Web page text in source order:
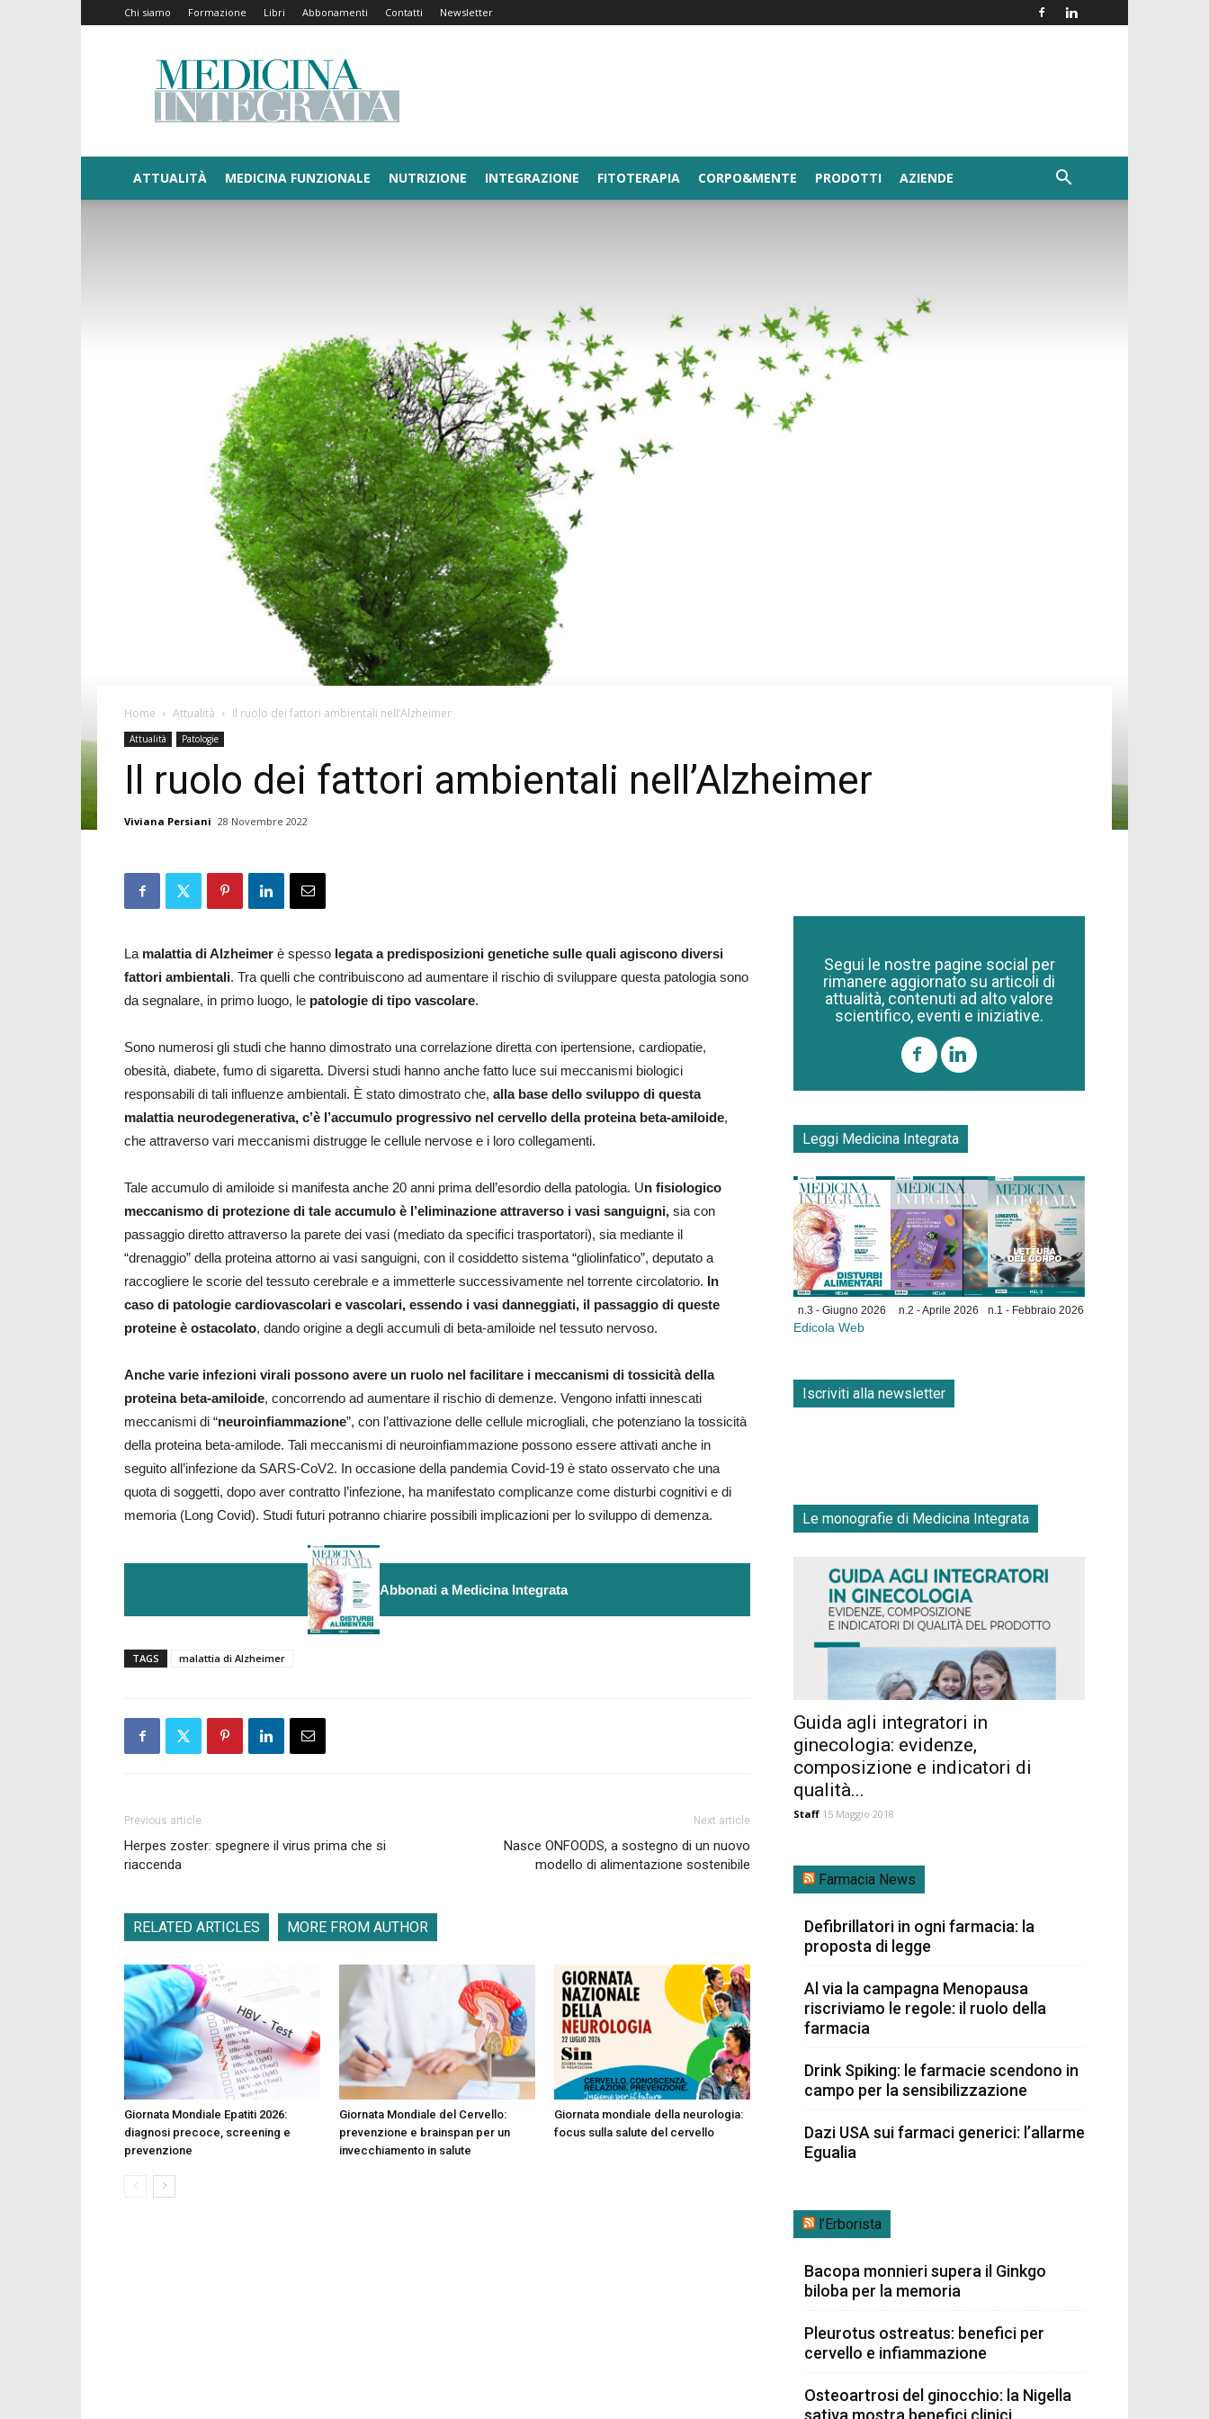
Chi siamo Formazione Libri Abbonamenti Contatti Newsletter
Medicina
Integrata
ATTUALITÀ MEDICINA FUNZIONALE NUTRIZIONE INTEGRAZIONE FITOTERAPIA CORPO&MENTE PRODOTTI AZIENDE
Home Attualità Il ruolo dei fattori ambientali nell’Alzheimer
Attualità Patologie
Il ruolo dei fattori ambientali nell’Alzheimer
Viviana Persiani 28 Novembre 2022
La malattia di Alzheimer è spesso legata a predisposizioni genetiche sulle quali agiscono diversi
fattori ambientali. Tra quelli che contribuiscono ad aumentare il rischio di sviluppare questa patologia sono
da segnalare, in primo luogo, le patologie di tipo vascolare.
Sono numerosi gli studi che hanno dimostrato una correlazione diretta con ipertensione, cardiopatie,
obesità, diabete, fumo di sigaretta. Diversi studi hanno anche fatto luce sui meccanismi biologici
responsabili di tali influenze ambientali. È stato dimostrato che, alla base dello sviluppo di questa
malattia neurodegenerativa, c’è l’accumulo progressivo nel cervello della proteina beta-amiloide,
che attraverso vari meccanismi distrugge le cellule nervose e i loro collegamenti.
Tale accumulo di amiloide si manifesta anche 20 anni prima dell’esordio della patologia. Un fisiologico
meccanismo di protezione di tale accumulo è l’eliminazione attraverso i vasi sanguigni, sia con
passaggio diretto attraverso la parete dei vasi (mediato da specifici trasportatori), sia mediante il
“drenaggio” della proteina attorno ai vasi sanguigni, con il cosiddetto sistema “gliolinfatico”, deputato a
raccogliere le scorie del tessuto cerebrale e a immetterle successivamente nel torrente circolatorio. In
caso di patologie cardiovascolari e vascolari, essendo i vasi danneggiati, il passaggio di queste
proteine è ostacolato, dando origine a degli accumuli di beta-amiloide nel tessuto nervoso.
Anche varie infezioni virali possono avere un ruolo nel facilitare i meccanismi di tossicità della
proteina beta-amiloide, concorrendo ad aumentare il rischio di demenze. Vengono infatti innescati
meccanismi di “neuroinfiammazione”, con l’attivazione delle cellule microgliali, che potenziano la tossicità
della proteina beta-amilode. Tali meccanismi di neuroinfiammazione possono essere attivati anche in
seguito all’infezione da SARS-CoV2. In occasione della pandemia Covid-19 è stato osservato che una
quota di soggetti, dopo aver contratto l’infezione, ha manifestato complicanze come disturbi cognitivi e di
memoria (Long Covid). Studi futuri potranno chiarire possibili implicazioni per lo sviluppo di demenza.
Abbonati a Medicina Integrata
TAGS malattia di Alzheimer
Previous article
Herpes zoster: spegnere il virus prima che si
riaccenda
Next article
Nasce ONFOODS, a sostegno di un nuovo
modello di alimentazione sostenibile
RELATED ARTICLES MORE FROM AUTHOR
Giornata Mondiale Epatiti 2026:
diagnosi precoce, screening e
prevenzione
Giornata Mondiale del Cervello:
prevenzione e brainspan per un
invecchiamento in salute
Giornata mondiale della neurologia:
focus sulla salute del cervello
Segui le nostre pagine social per
rimanere aggiornato su articoli di
attualità, contenuti ad alto valore
scientifico, eventi e iniziative.
Leggi Medicina Integrata
n.3 - Giugno 2026 n.2 - Aprile 2026 n.1 - Febbraio 2026
Edicola Web
Iscriviti alla newsletter
Le monografie di Medicina Integrata
Guida agli integratori in
ginecologia: evidenze,
composizione e indicatori di
qualità...
Staff 15 Maggio 2018
Farmacia News
Defibrillatori in ogni farmacia: la
proposta di legge
Al via la campagna Menopausa
riscriviamo le regole: il ruolo della
farmacia
Drink Spiking: le farmacie scendono in
campo per la sensibilizzazione
Dazi USA sui farmaci generici: l’allarme
Egualia
l’Erborista
Bacopa monnieri supera il Ginkgo
biloba per la memoria
Pleurotus ostreatus: benefici per
cervello e infiammazione
Osteoartrosi del ginocchio: la Nigella
sativa mostra benefici clinici